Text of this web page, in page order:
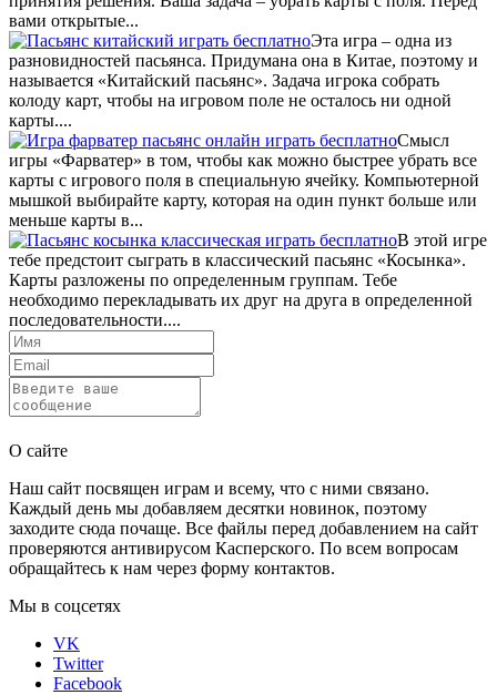
вами открытые...
Эта игра – одна из
разновидностей пасьянса. Придумана она в Китае, поэтому и
называется «Китайский пасьянс». Задача игрока собрать
колоду карт, чтобы на игровом поле не осталось ни одной
карты....
Смысл
игры «Фарватер» в том, чтобы как можно быстрее убрать все
карты с игрового поля в специальную ячейку. Компьютерной
мышкой выбирайте карту, которая на один пункт больше или
меньше карты в...
В этой игре
тебе предстоит сыграть в классический пасьянс «Косынка».
Карты разложены по определенным группам. Тебе
необходимо перекладывать их друг на друга в определенной
последовательности....
О сайте
Наш сайт посвящен играм и всему, что с ними связано.
Каждый день мы добавляем десятки новинок, поэтому
заходите сюда почаще. Все файлы перед добавлением на сайт
проверяются антивирусом Касперского. По всем вопросам
обращайтесь к нам через форму контактов.
Мы в соцсетях
VK
Twitter
Facebook